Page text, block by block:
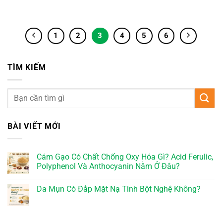
1 2 3 4 5 6
TÌM KIẾM
BÀI VIẾT MỚI
Cám Gạo Có Chất Chống Oxy Hóa Gì? Acid Ferulic,
Polyphenol Và Anthocyanin Nằm Ở Đâu?
Da Mụn Có Đắp Mặt Nạ Tinh Bột Nghệ Không?